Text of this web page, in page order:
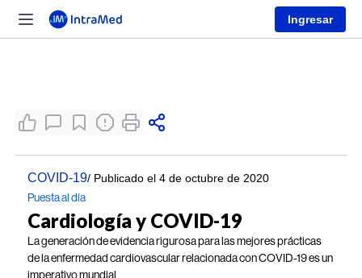
Ingresar
COVID-19/ Publicado el 4 de octubre de 2020
Puesta al día
Cardiología y COVID-19
La generación de evidencia rigurosa para las mejores prácticas
de la enfermedad cardiovascular relacionada con COVID-19 es un
imperativo mundial